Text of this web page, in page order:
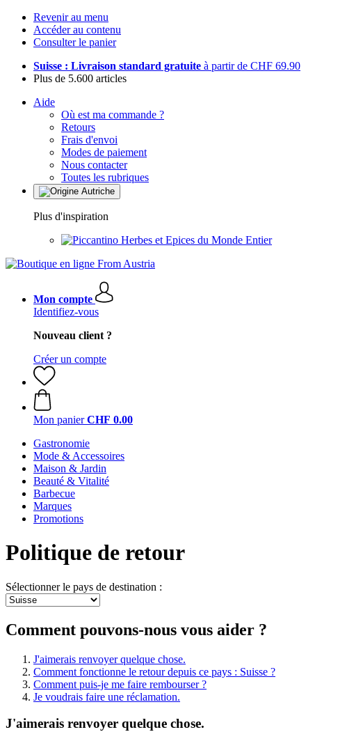
Revenir au menu
Accéder au contenu
Consulter le panier
Suisse : Livraison standard gratuite à partir de CHF 69.90
Plus de 5.600 articles
Aide
Où est ma commande ?
Retours
Frais d'envoi
Modes de paiement
Nous contacter
Toutes les rubriques
Plus d'inspiration
Herbes et Epices du Monde Entier
Mon compte
Identifiez-vous
Nouveau client ?
Créer un compte
Mon panier CHF 0.00
Gastronomie
Mode & Accessoires
Maison & Jardin
Beauté & Vitalité
Barbecue
Marques
Promotions
Politique de retour
Sélectionner le pays de destination :
Comment pouvons-nous vous aider ?
J'aimerais renvoyer quelque chose.
Comment fonctionne le retour depuis ce pays : Suisse ?
Comment puis-je me faire rembourser ?
Je voudrais faire une réclamation.
J'aimerais renvoyer quelque chose.